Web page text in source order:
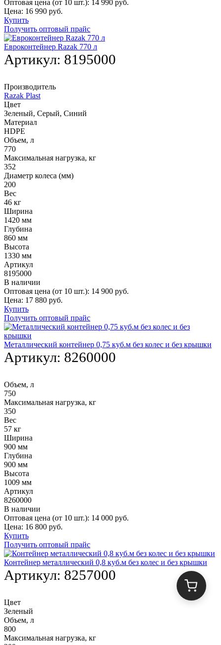
Оптовая цена (от 10 шт.): 14 990 руб.
Цена: 16 990 руб.
Купить
Получить оптовый прайс
Евроконтейнер Razak 770 л
Артикул: 8195000
Производитель
Razak Plast
Цвет
Зеленый, Серый, Синий
Материал
HDPE
Объем, л
770
Максимальная нагрузка, кг
352
Диаметр колеса (мм)
200
Вес
46 кг
Ширина
1420 мм
Глубина
860 мм
Высота
1330 мм
Артикул
8195000
В наличии
Оптовая цена (от 10 шт.): 14 900 руб.
Цена: 17 880 руб.
Купить
Получить оптовый прайс
Металлический контейнер 0,75 куб.м без колес и без крышки
Артикул: 8260000
Объем, л
750
Максимальная нагрузка, кг
350
Вес
57 кг
Ширина
900 мм
Глубина
900 мм
Высота
1009 мм
Артикул
8260000
В наличии
Оптовая цена (от 10 шт.): 14 000 руб.
Цена: 16 800 руб.
Купить
Получить оптовый прайс
Контейнер металлический 0,8 куб.м без колес и без крышки
Артикул: 8257000
Цвет
Зеленый
Объем, л
800
Максимальная нагрузка, кг